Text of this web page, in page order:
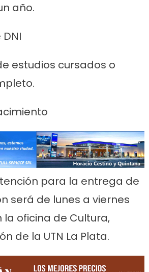
año.
estudios cursados o
para la entrega de
será de lunes a viernes
la oficina de Cultura,
de la UTN La Plata.